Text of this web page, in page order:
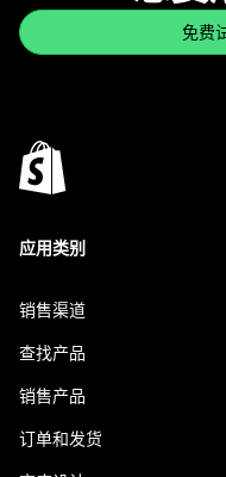
免费
应用类别
销售渠道
查找产品
销售产品
订单和发货